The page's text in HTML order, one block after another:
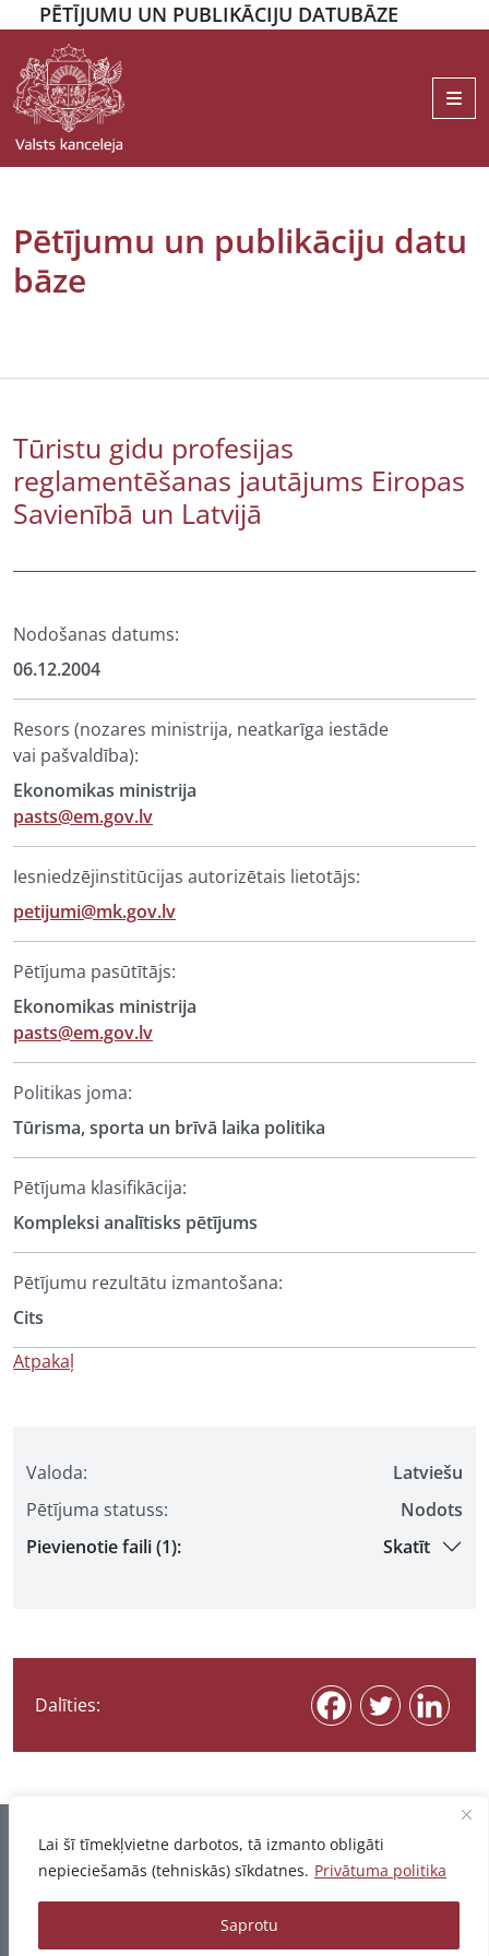
Lai šī tīmekļvietne darbotos, tā izmanto obligāti
nepieciešamās (tehniskās) sīkdatnes. Privātuma politika
Saprotu
PĒTĪJUMU UN PUBLIKĀCIJU DATUBĀZE
Pētījumu un publikāciju datu
bāze
Valoda:
Latviešu
Pētījuma statuss:
Nodots
Pievienotie faili (1):
Skatīt
Dalīties:
Tūristu gidu profesijas
reglamentēšanas jautājums Eiropas
Savienībā un Latvijā
Nodošanas datums:
06.12.2004
Resors (nozares ministrija, neatkarīga iestāde
vai pašvaldība):
Ekonomikas ministrija
pasts@em.gov.lv
Iesniedzējinstitūcijas autorizētais lietotājs:
petijumi@mk.gov.lv
Pētījuma pasūtītājs:
Ekonomikas ministrija
pasts@em.gov.lv
Politikas joma:
Tūrisma, sporta un brīvā laika politika
Pētījuma klasifikācija:
Kompleksi analītisks pētījums
Pētījumu rezultātu izmantošana:
Cits
Atpakaļ
Informācija pēdējo reizi atjaunota 07.08.2026
© 2026 - Pētījumu un publikāciju datubāze